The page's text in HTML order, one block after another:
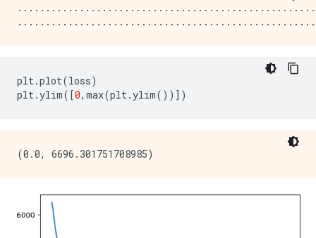
plt.plot(loss)
plt.ylim([0, max(plt.ylim())])